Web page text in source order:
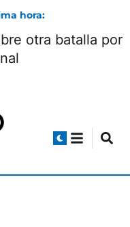
hora:
Ecuador
de Colombia